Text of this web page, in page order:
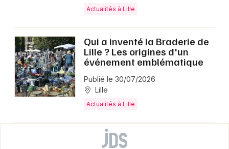
Actualités à Lille
Qui a inventé la Braderie de
Lille ? Les origines d'un
événement emblématique
Publié le 30/07/2026
Lille
Actualités à Lille